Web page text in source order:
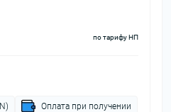
по тарифу НП
Оплата при получении